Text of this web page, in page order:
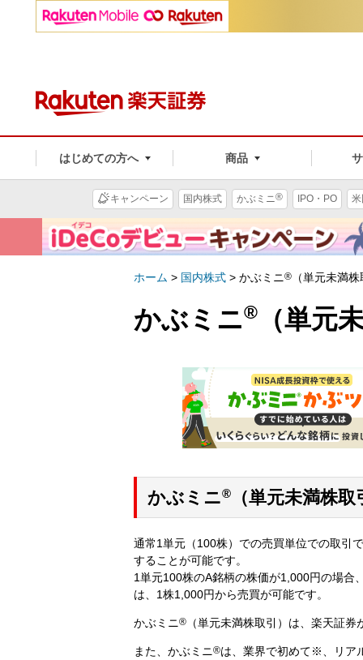
はじめての方へ 商品
キャンペーン 国内株式 かぶミニ® IPO・PO
ホーム > 国内株式 > かぶミニ® （単元未満
かぶミニ® （単元
かぶミニ® （単元未満株
通常1単元（100株）での売買単位での取引
することが可能です。
1単元100株のA銘柄の株価が1,000円の場合
は、1株1,000円から売買が可能です。
かぶミニ® （単元未満株取引）は、楽天証
また、かぶミニ®は、業界で初めて※、リア